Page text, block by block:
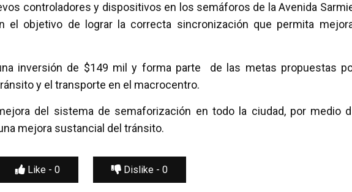
controladores y dispositivos en los semáforos de la Avenida
el objetivo de lograr la correcta sincronización que permita
inversión de $149 mil y forma parte de las metas propuestas
y el transporte en el macrocentro.
del sistema de semaforización en todo la ciudad, por medio
mejora sustancial del tránsito.
Like - 0 Dislike - 0